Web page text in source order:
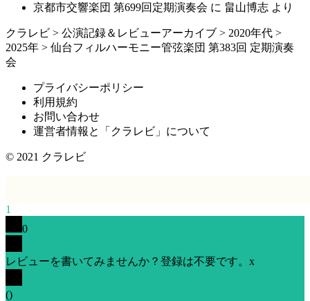
京都市交響楽団 第699回定期演奏会 に 畠山博志 より
クラレビ > 公演記録＆レビューアーカイブ > 2020年代 >
2025年 > 仙台フィルハーモニー管弦楽団 第383回 定期演奏
会
プライバシーポリシー
利用規約
お問い合わせ
運営者情報と「クラレビ」について
© 2021 クラレビ
1
0
レビューを書いてみませんか？登録は不要です。 x
()